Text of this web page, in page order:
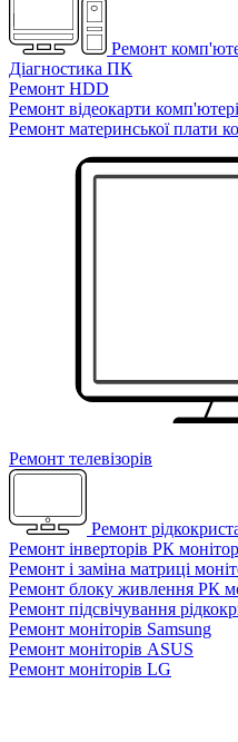
Ремонт
Діагностика ПК
Ремонт HDD
Ремонт відеокарти
Ремонт материнської плати
Ремонт телевізорів
Ремонт
Ремонт інверторів РК
Ремонт і заміна матриці
Ремонт блоку живлення РК
Ремонт підсвічування
Ремонт моніторів Samsung
Ремонт моніторів ASUS
Ремонт моніторів LG